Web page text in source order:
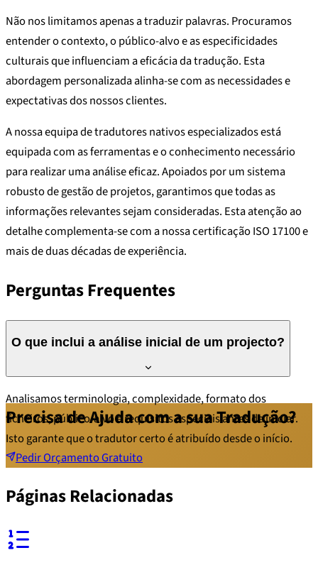
Não nos limitamos apenas a traduzir palavras. Procuramos
entender o contexto, o público-alvo e as especificidades
culturais que influenciam a eficácia da tradução. Esta
abordagem personalizada alinha-se com as necessidades e
expectativas dos nossos clientes.
A nossa equipa de tradutores nativos especializados está
equipada com as ferramentas e o conhecimento necessário
para realizar uma análise eficaz. Apoiados por um sistema
robusto de gestão de projetos, garantimos que todas as
informações relevantes sejam consideradas. Esta atenção ao
detalhe complementa-se com a nossa certificação ISO 17100 e
mais de duas décadas de experiência.
Perguntas Frequentes
O que inclui a análise inicial de um projecto?
Analisamos terminologia, complexidade, formato dos
ficheiros, público-alvo e requisitos especiais antes de iniciar.
Isto garante que o tradutor certo é atribuído desde o início.
Precisa de Ajuda com a sua Tradução?
Pedir Orçamento Gratuito
Páginas Relacionadas